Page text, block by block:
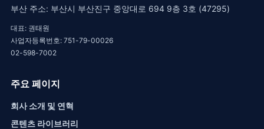
부산 주소: 부산시 부산진구 중앙대로 694 9층 3호 (47295)
대표: 권태원
사업자등록번호: 751-79-00026
02-598-7002
주요 페이지
회사 소개 및 연혁
콘텐츠 라이브러리